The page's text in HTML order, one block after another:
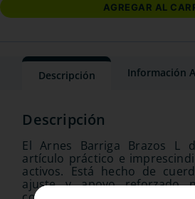
AGREGAR AL
Descripción Información
El Arnes Barriga Brazos L
artículo práctico e
activos. Está hecho de
ajuste y apoyo reforzado